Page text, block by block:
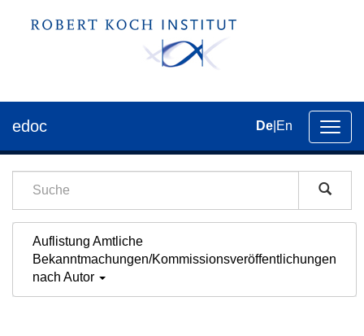
der
edoc De En
Auflistung Amtliche
Bekanntmachungen/Kommissionsveröffentlichungen
nach Autor